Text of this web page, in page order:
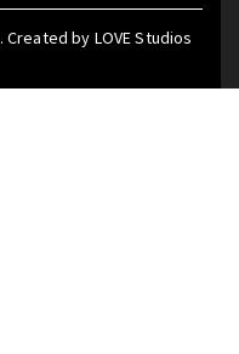
. Created by LOVE Studios